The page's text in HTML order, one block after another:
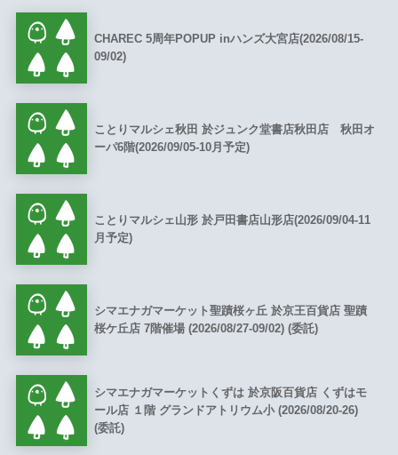
CHAREC 5周年POPUP inハンズ大宮店(2026/08/15-
09/02)
ことりマルシェ秋田 於ジュンク堂書店秋田店 秋田オ
ーパ6階(2026/09/05-10月予定)
ことりマルシェ山形 於戸田書店山形店(2026/09/04-11
月予定)
シマエナガマーケット聖蹟桜ヶ丘 於京王百貨店 聖蹟
桜ケ丘店 7階催場 (2026/08/27-09/02) (委託)
シマエナガマーケットくずは 於京阪百貨店 くずはモ
ール店 １階 グランドアトリウム小 (2026/08/20-26)
(委託)